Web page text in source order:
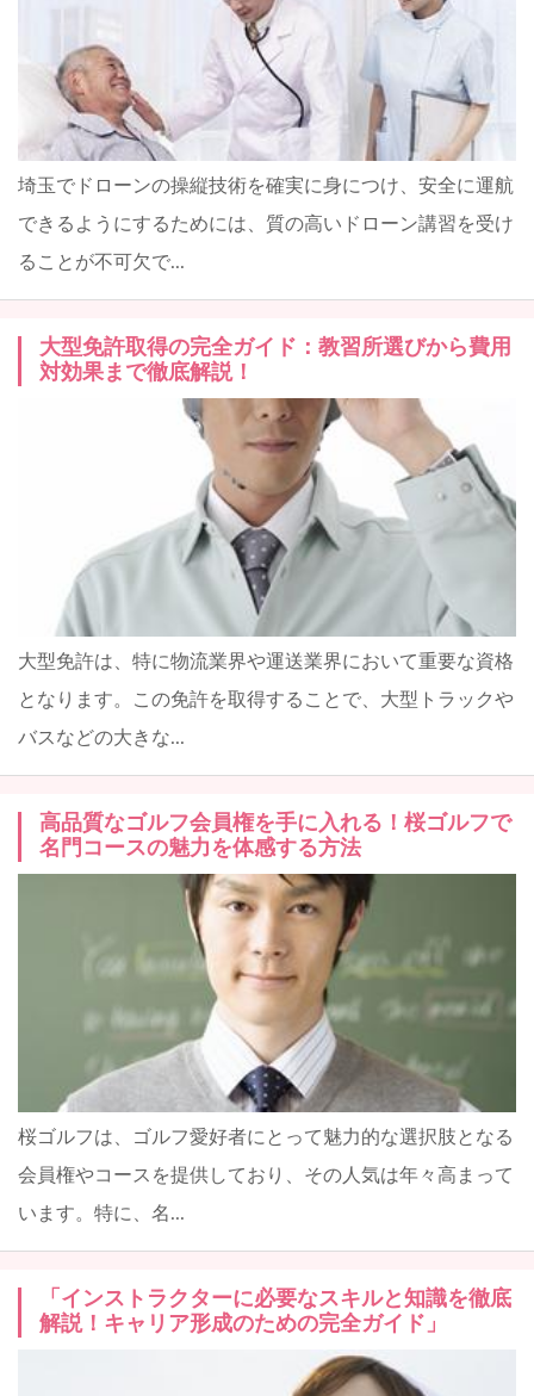
埼玉でドローンの操縦技術を確実に身につけ、安全に運航
できるようにするためには、質の高いドローン講習を受け
ることが不可欠で...
大型免許取得の完全ガイド：教習所選びから費用
対効果まで徹底解説！
大型免許は、特に物流業界や運送業界において重要な資格
となります。この免許を取得することで、大型トラックや
バスなどの大きな...
高品質なゴルフ会員権を手に入れる！桜ゴルフで
名門コースの魅力を体感する方法
桜ゴルフは、ゴルフ愛好者にとって魅力的な選択肢となる
会員権やコースを提供しており、その人気は年々高まって
います。特に、名...
「インストラクターに必要なスキルと知識を徹底
解説！キャリア形成のための完全ガイド」